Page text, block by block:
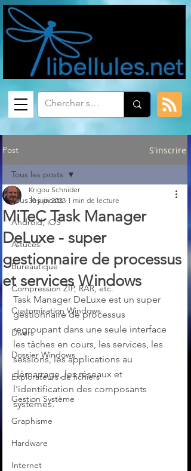
Post S'inscrire
Tous les posts
Android, iOS
Astuces
Bureautique
Compression ZIP, RAR, etc.
Customisation Windows
Divers
Dossier Windows
Explorateurs de fichiers
Gestion Système
Graphisme
Hardware
Internet
Tous les posts
MiTeC Task Manager
DeLuxe - super
gestionnaire de processus
et services Windows
Krigou Schnider
30 juin 2023 1 min de lecture
Task Manager DeLuxe est un super
gestionnaire de processus
regroupant dans une seule interface
les tâches en cours, les services, les
sessions, les applications au
démarrage, les réseaux et
l'identification des composants
systèmes.